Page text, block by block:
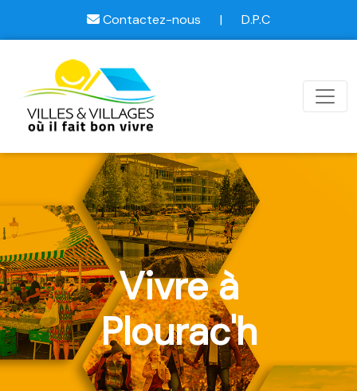
Contactez-nous | D.P.C
Vivre à
Plourac'h